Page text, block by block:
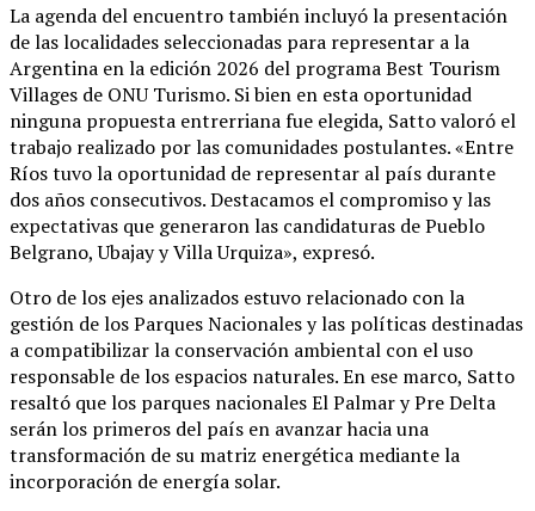
La agenda del encuentro también incluyó la presentación
de las localidades seleccionadas para representar a la
Argentina en la edición 2026 del programa Best Tourism
Villages de ONU Turismo. Si bien en esta oportunidad
ninguna propuesta entrerriana fue elegida, Satto valoró el
trabajo realizado por las comunidades postulantes. «Entre
Ríos tuvo la oportunidad de representar al país durante
dos años consecutivos. Destacamos el compromiso y las
expectativas que generaron las candidaturas de Pueblo
Belgrano, Ubajay y Villa Urquiza», expresó.
Otro de los ejes analizados estuvo relacionado con la
gestión de los Parques Nacionales y las políticas destinadas
a compatibilizar la conservación ambiental con el uso
responsable de los espacios naturales. En ese marco, Satto
resaltó que los parques nacionales El Palmar y Pre Delta
serán los primeros del país en avanzar hacia una
transformación de su matriz energética mediante la
incorporación de energía solar.